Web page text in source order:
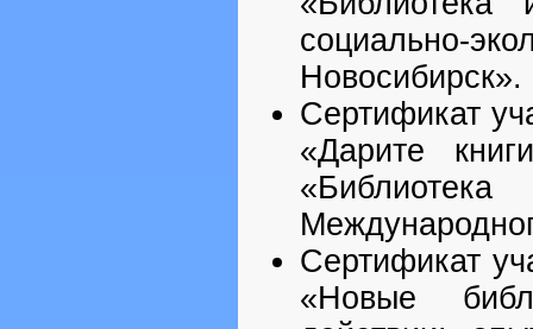
социально-
Новосибирск».
Сертификат
«Дарите
Сертификат
«Новые